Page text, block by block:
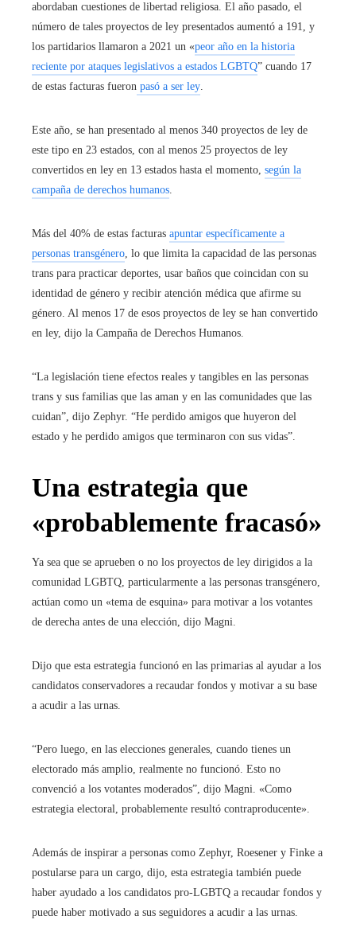
abordaban cuestiones de libertad religiosa. El año pasado, el
número de tales proyectos de ley presentados aumentó a 191, y
los partidarios llamaron a 2021 un «peor año en la historia
reciente por ataques legislativos a estados LGBTQ” cuando 17
de estas facturas fueron pasó a ser ley
Este año, se han presentado al menos 340 proyectos de ley de
este tipo en 23 estados, con al menos 25 proyectos de ley
convertidos en ley en 13 estados hasta el momento, según la
campaña de derechos humanos
Más del 40% de estas facturas apuntar específicamente a
personas transgénero , lo que limita la capacidad de las personas
trans para practicar deportes, usar baños que coincidan con su
identidad de género y recibir atención médica que afirme su
género. Al menos 17 de esos proyectos de ley se han convertido
en ley, dijo la Campaña de Derechos Humanos.
“La legislación tiene efectos reales y tangibles en las personas
trans y sus familias que las aman y en las comunidades que las
cuidan”, dijo Zephyr. “He perdido amigos que huyeron del
estado y he perdido amigos que terminaron con sus vidas”.
Una estrategia que
«probablemente fracasó»
Ya sea que se aprueben o no los proyectos de ley dirigidos a la
comunidad LGBTQ, particularmente a las personas transgénero,
actúan como un «tema de esquina» para motivar a los votantes
de derecha antes de una elección, dijo Magni.
Dijo que esta estrategia funcionó en las primarias al ayudar a los
candidatos conservadores a recaudar fondos y motivar a su base
a acudir a las urnas.
“Pero luego, en las elecciones generales, cuando tienes un
electorado más amplio, realmente no funcionó. Esto no
convenció a los votantes moderados”, dijo Magni. «Como
estrategia electoral, probablemente resultó contraproducente».
Además de inspirar a personas como Zephyr, Roesener y Finke a
postularse para un cargo, dijo, esta estrategia también puede
haber ayudado a los candidatos pro-LGBTQ a recaudar fondos y
puede haber motivado a sus seguidores a acudir a las urnas.